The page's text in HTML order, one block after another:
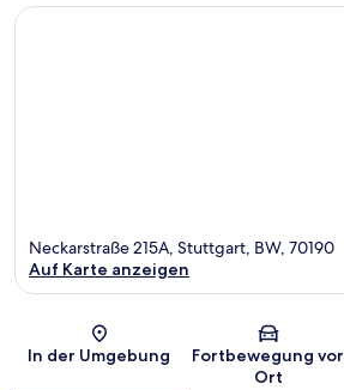
Karte
Neckarstraße 215A, Stuttgart, BW, 70190
Auf Karte anzeigen
In der Umgebung
Fortbewegung vor
Ort